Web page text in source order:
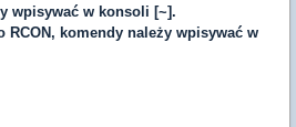
wpisywać w konsoli [~].
RCON, komendy należy wpisywać w